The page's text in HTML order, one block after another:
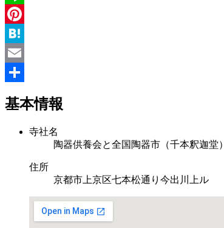
Line
Pinterest
Hatena
Email
有
基本情報
寺社名
陶器供養会と全国陶器市（千本釈迦堂）
住所
京都市上京区七本松通り今出川上ル